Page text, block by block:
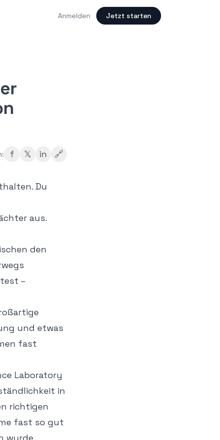
Anmelden Jetzt starten
f 𝕏 in 🔗
Du
aus.
den
–
und etwas
fast
Laboratory
in
richtigen
fast so gut